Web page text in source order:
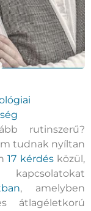
rutinszerű?
tudnak nyíltan
17 kérdésközül,
, amelyben
átlagéletkorú